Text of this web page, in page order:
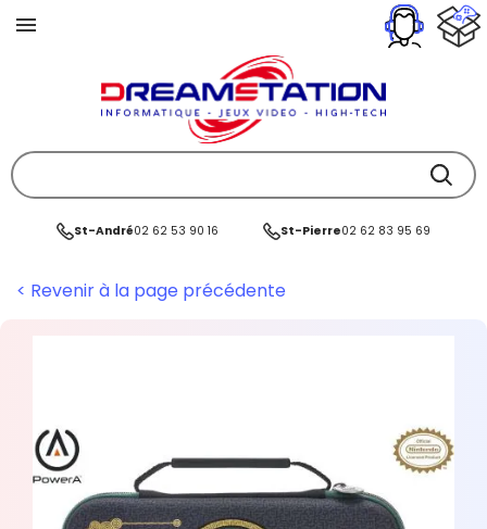
St-André02 62 53 90 16 St-Pierre02 62 83 95 69
< Revenir à la page précédente